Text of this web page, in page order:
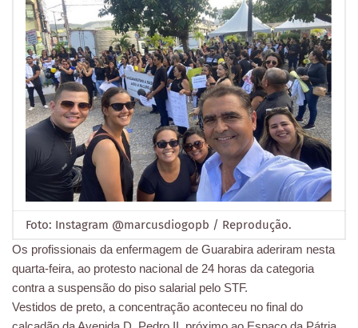
Foto: Instagram @marcusdiogopb / Reprodução.
Os profissionais da enfermagem de Guarabira aderiram nesta
quarta-feira, ao protesto nacional de 24 horas da categoria
contra a suspensão do piso salarial pelo STF.
Vestidos de preto, a concentração aconteceu no final do